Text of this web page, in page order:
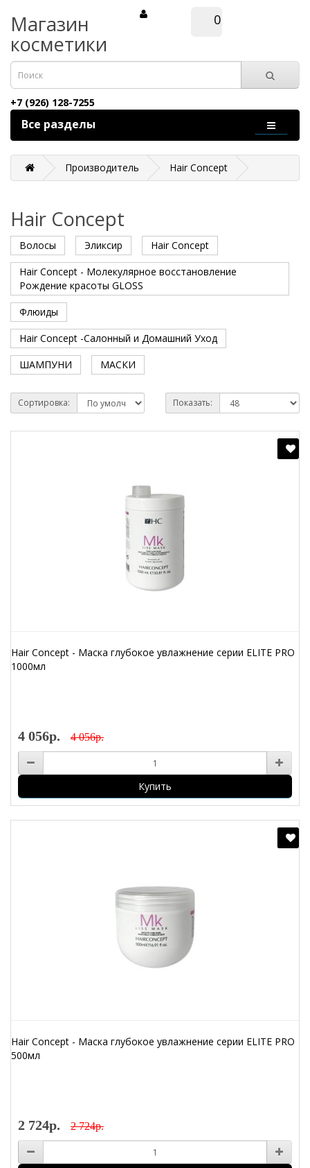
Магазин
косметики
0
+7 (926) 128-7255
Все разделы
Производитель Hair Concept
Hair Concept
Волосы Эликсир
Hair Concept
Hair Concept - Молекулярное восстановление
Рождение красоты GLOSS
Флюиды
Hair Concept -Салонный и Домашний Уход
ШАМПУНИ
МАСКИ
Сортировка: Показать:
Hair Concept - Маска глубокое увлажнение серии ELITE PRO
1000мл
4 056р. 4 056р.
Купить
Hair Concept - Маска глубокое увлажнение серии ELITE PRO
500мл
2 724р. 2 724р.